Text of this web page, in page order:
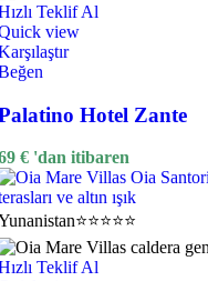
Teklif Al
view
Hotel Zante
€ 'dan itibaren
⭐⭐⭐⭐⭐
Teklif Al